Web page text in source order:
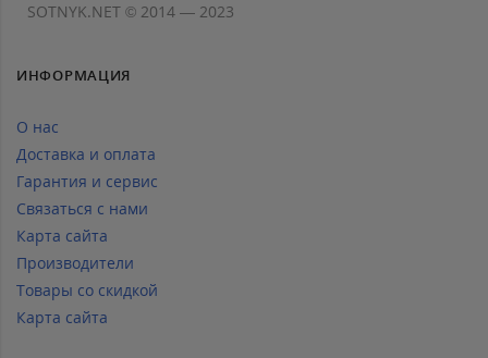
SOTNYK.NET © 2014 — 2023
ИНФОРМАЦИЯ
О нас
Доставка и оплата
Гарантия и сервис
Связаться с нами
Карта сайта
Производители
Товары со скидкой
Карта сайта